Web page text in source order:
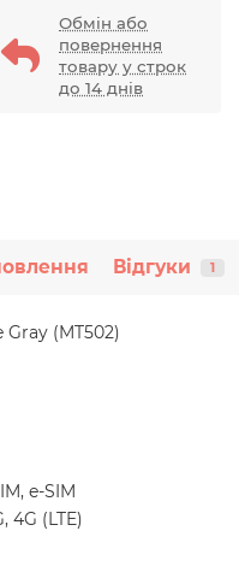
Обмін або
повернення
товару у строк
до 14 днів
Відгуки 1
Gray (MT502)
e-SIM
4G (LTE)